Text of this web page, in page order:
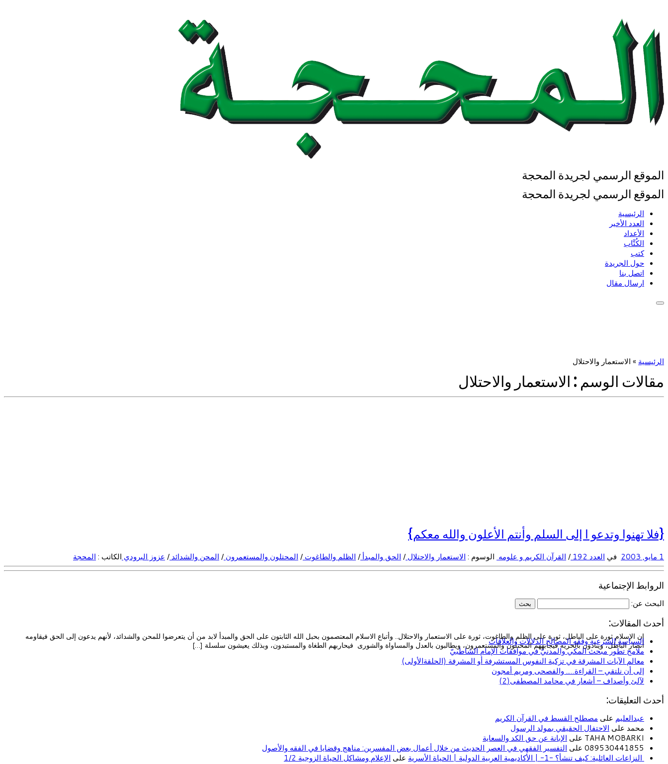
الموقع الرسمي لجريدة المحجة
الموقع الرسمي لجريدة المحجة
الرئيسية
العدد الأخير
الأعداد
الكُتَّاب
كتب
حول الجريدة
اتصل بنا
ارسال مقال
الرئيسية » الاستعمار والاحتلال
مقالات الوسم : الاستعمار والاحتلال
إن الإسلام ثورة على الباطل، ثورة على الظلم والطاغوت، ثورة على الاستعمار والاحتلال.. وأتباع الاسلام المعتصمون بحبل الله الثابتون على الحق والمبدأ لابد من أن يتعرضوا للمحن والشدائد، لأنهم يدعون إلى الحق فيقاومه
أنصار الباطل، وينادون بالحرية فيجابههم المحتلون والمستعمرون، ويطالبون بالعدل والمساواة والشورى فيحاربهم الطغاة والمستبدون، وبذلك يعيشون سلسلة […]
{فلا تهنوا وتدعو ا إلى السلم وأنتم الأعلون والله معكم}
1 مايو, 2003 في العدد 192 / القرآن الكريم و علومه الوسوم : الاستعمار والاحتلال / الحق والمبدأ/ الظلم والطاغوت / المحتلون والمستعمرون / المحن والشدائد / عزوز البرودي الكاتب : المحجة
الروابط الإجتماعية
البحث عن:
أحدث المقالات:
السياسة الشرعية وفقه المصالح الدلالات والعلاقات
ملامح تطور مبحث المكي والمدنيّ في موافقات الإمام الشاطبيّ
معالم الآيات المشرقة في تزكية النفوس المستشرفة أو المشرفة (الحلقةالأولى)
إلى أن نلتقي – القراءة….. والفصحى ومريم أمجون
لآلئ وأصداف – أشعار في محامد المصطفى(2)
أحدث التعليقات:
عبدالعليم على مصطلح القسط في القرآن الكريم
محمد على الاحتفال الحقيقي بمولد الرسول
TAHA MOBARKI على
الإبانة عن حق الكد والسعاية
089530441855 على
التفسير الفقهي في العصر الحديث من خلال أعمال بعض المفسرين: مناهج وقضايا في الفقه والأصول
النزاعات العائلية: كيف تنشأ؟ -1- | الأكاديمية العربية الدولية | الحياة الأسرية
على الإعلام ومشاكل الحياة الزوجية 1/2